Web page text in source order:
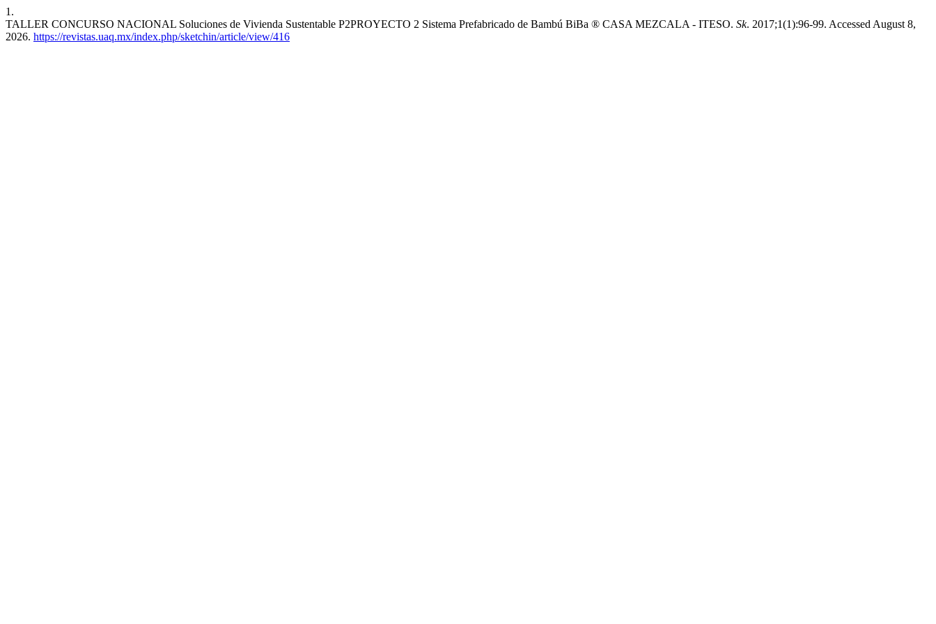
1.
TALLER CONCURSO NACIONAL Soluciones de Vivienda Sustentable P2PROYECTO 2 Sistema Prefabricado de Bambú BiBa ® CASA MEZCALA - ITESO. Sk. 2017;1(1):96-99. Accessed August 8,
2026. https://revistas.uaq.mx/index.php/sketchin/article/view/416